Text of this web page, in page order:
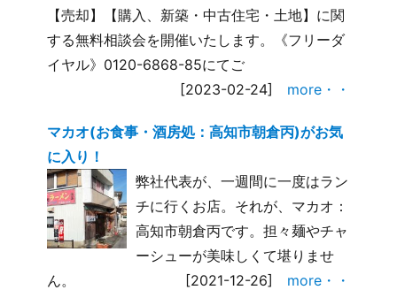
【売却】【購入、新築・中古住宅・土地】に関
する無料相談会を開催いたします。《フリーダ
イヤル》0120-6868-85にてご
[2023-02-24] more・・
マカオ(お食事・酒房処：高知市朝倉丙)がお気
に入り！
弊社代表が、一週間に一度はラン
チに行くお店。それが、マカオ：
高知市朝倉丙です。担々麺やチャ
ーシューが美味しくて堪りませ
ん。
[2021-12-26] more・・